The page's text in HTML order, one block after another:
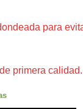
para
primera calidad.